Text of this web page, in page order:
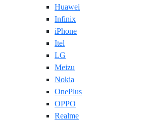
Huawei
Infinix
iPhone
Itel
LG
Meizu
Nokia
OnePlus
OPPO
Realme